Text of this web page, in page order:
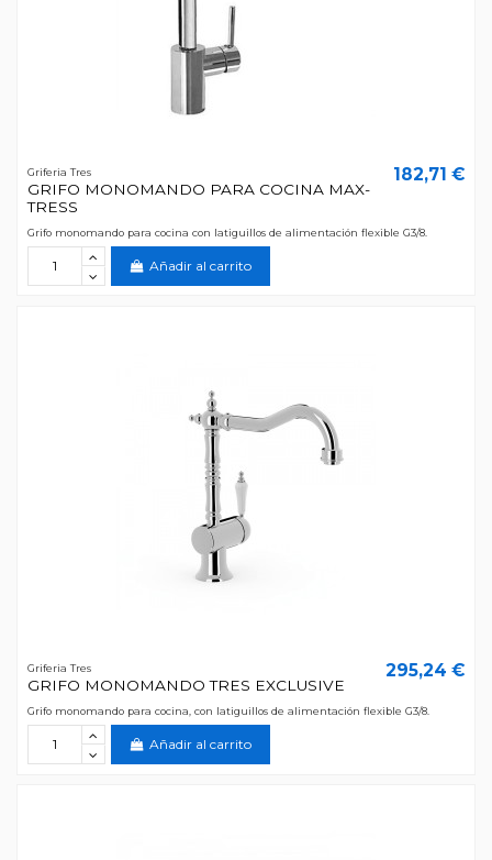
Griferia Tres
GRIFO MONOMANDO PARA COCINA MAX-
TRESS
182,71 €
Grifo monomando para cocina con latiguillos de alimentación flexible G3/8.
Añadir al carrito
Griferia Tres
GRIFO MONOMANDO TRES EXCLUSIVE
295,24 €
Grifo monomando para cocina, con latiguillos de alimentación flexible G3/8.
Añadir al carrito